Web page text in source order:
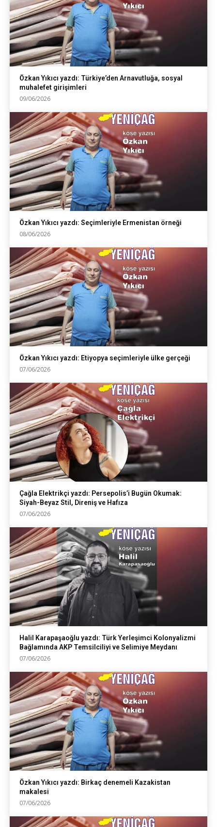
Özkan Yıkıcı yazdı: Türkiye’den Arnavutluğa, sosyal
muhalefet girişimleri
09/06/2026
Özkan Yıkıcı yazdı: Seçimleriyle Ermenistan örneği
08/06/2026
Özkan Yıkıcı yazdı: Etiyopya seçimleriyle ülke gerçeği
07/06/2026
Çağla Elektrikçi yazdı: Persepolis’i Bugün Okumak:
Siyah-Beyaz Stil, Direniş ve Hafıza
07/06/2026
Halil Karapaşaoğlu yazdı: Türk Yerleşimci Kolonyalizmi
Bağlamında AKP Temsilciliyi ve Selimiye Meydanı
07/06/2026
Özkan Yıkıcı yazdı: Birkaç denemeli Kazakistan
makalesi
07/06/2026